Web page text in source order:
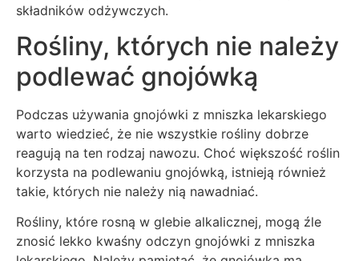
składników odżywczych.
Rośliny, których nie należy
podlewać gnojówką
Podczas używania gnojówki z mniszka lekarskiego
warto wiedzieć, że nie wszystkie rośliny dobrze
reagują na ten rodzaj nawozu. Choć większość roślin
korzysta na podlewaniu gnojówką, istnieją również
takie, których nie należy nią nawadniać.
Rośliny, które rosną w glebie alkalicznej, mogą źle
znosić lekko kwaśny odczyn gnojówki z mniszka